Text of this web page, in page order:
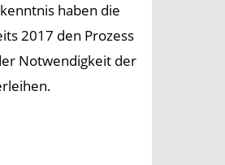
haben die
2017 den Prozess
Notwendigkeit der